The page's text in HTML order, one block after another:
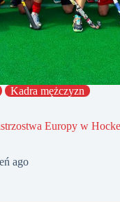
Kadra mężczyzn
Europy w
ago